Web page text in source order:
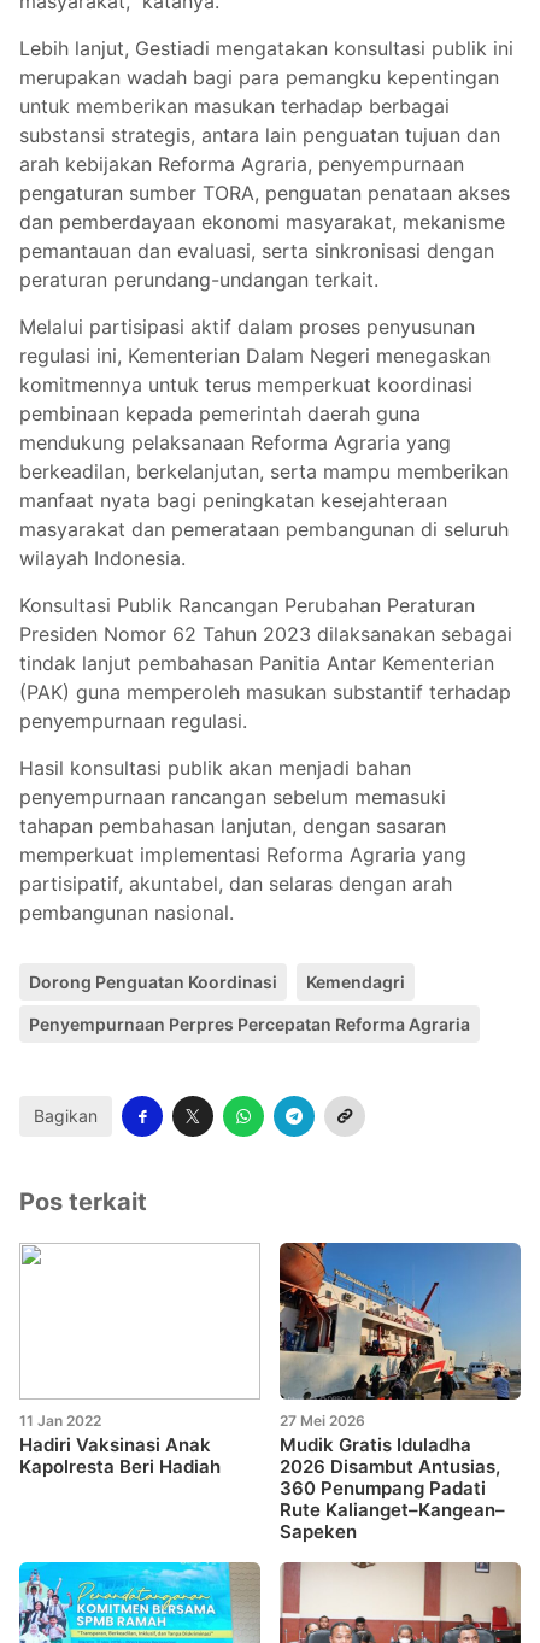
Lebih lanjut, Gestiadi mengatakan konsultasi publik ini
merupakan wadah bagi para pemangku kepentingan
untuk memberikan masukan terhadap berbagai
substansi strategis, antara lain penguatan tujuan dan
arah kebijakan Reforma Agraria, penyempurnaan
pengaturan sumber TORA, penguatan penataan akses
dan pemberdayaan ekonomi masyarakat, mekanisme
pemantauan dan evaluasi, serta sinkronisasi dengan
peraturan perundang-undangan terkait.
Melalui partisipasi aktif dalam proses penyusunan
regulasi ini, Kementerian Dalam Negeri menegaskan
komitmennya untuk terus memperkuat koordinasi
pembinaan kepada pemerintah daerah guna
mendukung pelaksanaan Reforma Agraria yang
berkeadilan, berkelanjutan, serta mampu memberikan
manfaat nyata bagi peningkatan kesejahteraan
masyarakat dan pemerataan pembangunan di seluruh
wilayah Indonesia.
Konsultasi Publik Rancangan Perubahan Peraturan
Presiden Nomor 62 Tahun 2023 dilaksanakan sebagai
tindak lanjut pembahasan Panitia Antar Kementerian
(PAK) guna memperoleh masukan substantif terhadap
penyempurnaan regulasi.
Hasil konsultasi publik akan menjadi bahan
penyempurnaan rancangan sebelum memasuki
tahapan pembahasan lanjutan, dengan sasaran
memperkuat implementasi Reforma Agraria yang
partisipatif, akuntabel, dan selaras dengan arah
pembangunan nasional.
Dorong Penguatan Koordinasi Kemendagri
Penyempurnaan Perpres Percepatan Reforma Agraria
Bagikan
Pos terkait
11 Jan 2022
Hadiri Vaksinasi Anak
Kapolresta Beri Hadiah
27 Mei 2026
Mudik Gratis Iduladha
2026 Disambut Antusias,
360 Penumpang Padati
Rute Kalianget–Kangean–
Sapeken